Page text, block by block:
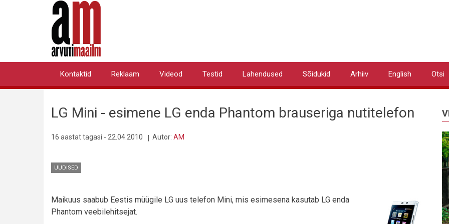
Primary
Kontaktid Reklaam Videod Testid Lahendused Sõidukid Arhiiv English Otsi
LG Mini - esimene LG enda Phantom brauseriga nutitelefon
16 aastat tagasi - 22.04.2010 Autor: AM
UUDISED
Maikuus saabub Eestis müügile LG uus telefon Mini, mis esimesena kasutab LG enda
Phantom veebilehitsejat.